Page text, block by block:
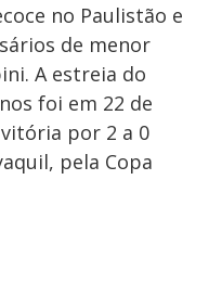
no Paulistão e
de menor
A estreia do
foi em 22 de
por 2 a 0
pela Copa